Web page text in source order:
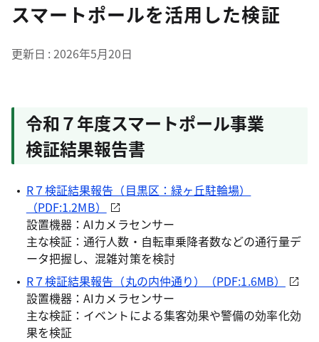
スマートポールを活用した検証
更新日 2026年5月20日
令和７年度スマートポール事業
検証結果報告書
R７検証結果報告（目黒区：緑ヶ丘駐輪場）
（PDF:1.2MB）
設置機器：AIカメラセンサー
主な検証：通行人数・自転車乗降者数などの通行量デ
ータ把握し、混雑対策を検討
R７検証結果報告（丸の内仲通り）（PDF:1.6MB）
設置機器：AIカメラセンサー
主な検証：イベントによる集客効果や警備の効率化効
果を検証